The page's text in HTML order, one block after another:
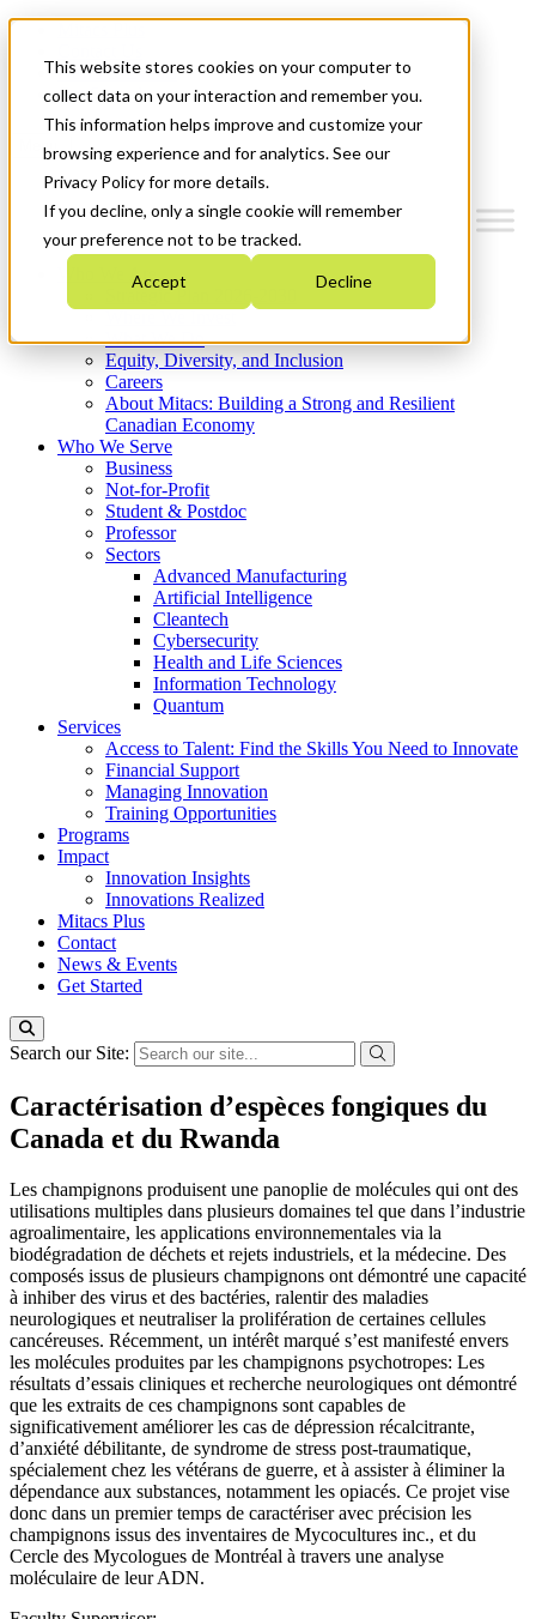
This website stores cookies on your computer to
collect data on your interaction and remember you.
This information helps improve and customize your
browsing experience and for analytics. See our
Privacy Policy for more details.
If you decline, only a single cookie will remember
your preference not to be tracked.
Accept Decline
News & Events
Get Started
Menu
Who We Are
Strategic Plan 2026-2030
What We Do
Equity, Diversity, and Inclusion
Careers
About Mitacs: Building a Strong and Resilient
Canadian Economy
Who We Serve
Business
Not-for-Profit
Student & Postdoc
Professor
Sectors
Advanced Manufacturing
Artificial Intelligence
Cleantech
Cybersecurity
Health and Life Sciences
Information Technology
Quantum
Services
Access to Talent: Find the Skills You Need to Innovate
Financial Support
Managing Innovation
Training Opportunities
Programs
Impact
Innovation Insights
Innovations Realized
Mitacs Plus
Contact
News & Events
Get Started
Search our Site:
Caractérisation d’espèces fongiques du
Canada et du Rwanda
Les champignons produisent une panoplie de molécules qui ont des
utilisations multiples dans plusieurs domaines tel que dans l’industrie
agroalimentaire, les applications environnementales via la
biodégradation de déchets et rejets industriels, et la médecine. Des
composés issus de plusieurs champignons ont démontré une capacité
à inhiber des virus et des bactéries, ralentir des maladies
neurologiques et neutraliser la prolifération de certaines cellules
cancéreuses. Récemment, un intérêt marqué s’est manifesté envers
les molécules produites par les champignons psychotropes: Les
résultats d’essais cliniques et recherche neurologiques ont démontré
que les extraits de ces champignons sont capables de
significativement améliorer les cas de dépression récalcitrante,
d’anxiété débilitante, de syndrome de stress post-traumatique,
spécialement chez les vétérans de guerre, et à assister à éliminer la
dépendance aux substances, notamment les opiacés. Ce projet vise
donc dans un premier temps de caractériser avec précision les
champignons issus des inventaires de Mycocultures inc., et du
Cercle des Mycologues de Montréal à travers une analyse
moléculaire de leur ADN.